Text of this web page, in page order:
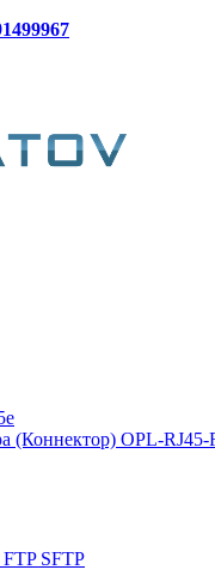
(Коннектор) OPL-
SFTP